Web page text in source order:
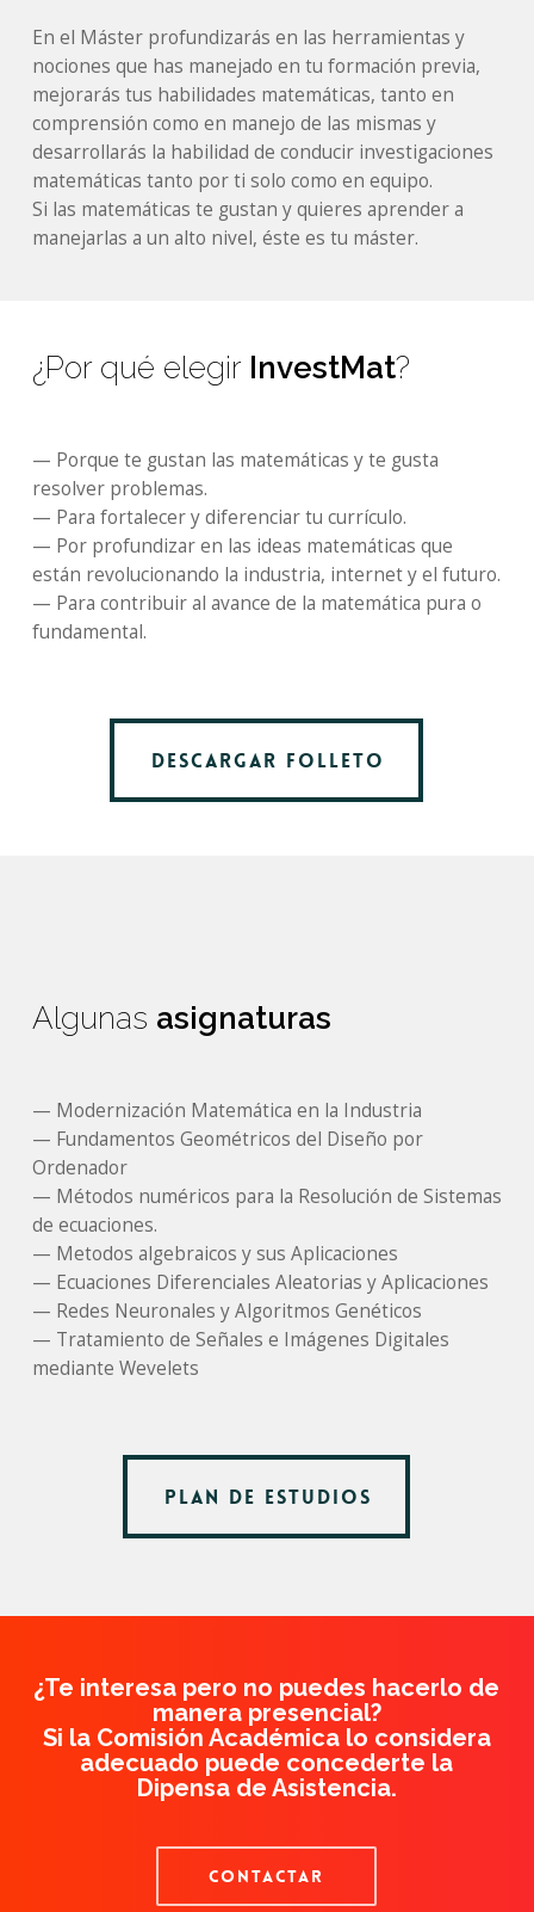
En el Máster profundizarás en las herramientas y
nociones que has manejado en tu formación previa,
mejorarás tus habilidades matemáticas, tanto en
comprensión como en manejo de las mismas y
desarrollarás la habilidad de conducir investigaciones
matemáticas tanto por ti solo como en equipo.
Si las matemáticas te gustan y quieres aprender a
manejarlas a un alto nivel, éste es tu máster.
¿Por qué elegir InvestMat?
— Porque te gustan las matemáticas y te gusta
resolver problemas.
— Para fortalecer y diferenciar tu currículo.
— Por profundizar en las ideas matemáticas que
están revolucionando la industria, internet y el futuro.
— Para contribuir al avance de la matemática pura o
fundamental.
DESCARGAR FOLLETO
DESCARGAR FOLLETO
Algunas asignaturas
— Modernización Matemática en la Industria
— Fundamentos Geométricos del Diseño por
Ordenador
— Métodos numéricos para la Resolución de Sistemas
de ecuaciones.
— Metodos algebraicos y sus Aplicaciones
— Ecuaciones Diferenciales Aleatorias y Aplicaciones
— Redes Neuronales y Algoritmos Genéticos
— Tratamiento de Señales e Imágenes Digitales
mediante Wevelets
PLAN DE ESTUDIOS
PLAN DE ESTUDIOS
¿Te interesa pero no puedes hacerlo de
manera presencial?
Si la Comisión Académica lo considera
adecuado puede concederte la
Dipensa de Asistencia.
CONTACTAR